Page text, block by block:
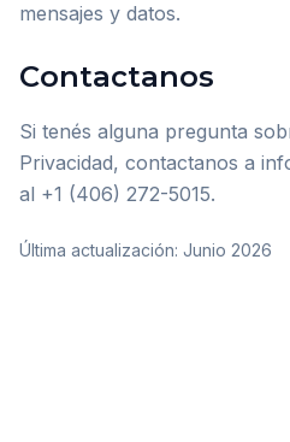
mensajes y datos.
Contactanos
Si tenés alguna pregunta
Privacidad, contactanos a
al +1 (406) 272-5015.
Última actualización: Junio 2026